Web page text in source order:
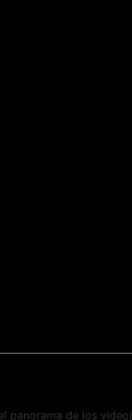
panorama de los